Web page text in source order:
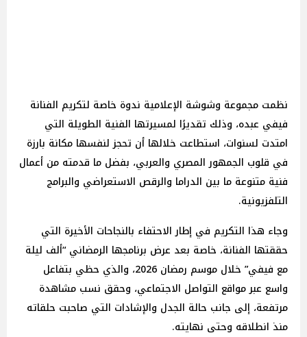
نظمت مجموعة وشوشة الإعلامية ندوة خاصة لتكريم الفنانة
فيفي عبده، وذلك تقديرًا لمسيرتها الفنية الطويلة التي
امتدت لسنوات، استطاعت خلالها أن تحجز لنفسها مكانة بارزة
في قلوب الجمهور المصري والعربي، بفضل ما قدمته من أعمال
فنية متنوعة ما بين الدراما والرقص الاستعراضي والبرامج
التلفزيونية.
وجاء هذا التكريم في إطار الاحتفاء بالنجاحات الأخيرة التي
حققتها الفنانة، خاصة بعد عرض برنامجها الرمضاني “ألف ليلة
مع فيفي” خلال موسم رمضان 2026، والذي حظي بتفاعل
واسع عبر مواقع التواصل الاجتماعي، وحقق نسب مشاهدة
مرتفعة، إلى جانب حالة الجدل والإشادات التي صاحبت حلقاته
منذ انطلاقه وحتى نهايته.